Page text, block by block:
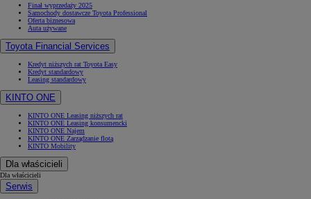
Finał wyprzedaży 2025
Samochody dostawcze Toyota Professional
Oferta biznesowa
Auta używane
Toyota Financial Services
Kredyt niższych rat Toyota Easy
Kredyt standardowy
Leasing standardowy
KINTO ONE
KINTO ONE Leasing niższych rat
KINTO ONE Leasing konsumencki
KINTO ONE Najem
KINTO ONE Zarządzanie flotą
KINTO Mobility
Dla właścicieli
Dla właścicieli
Serwis